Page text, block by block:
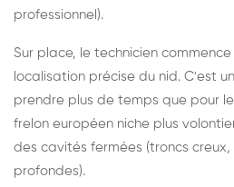
professionnel).
Sur place, le technicien
localisation précise du nid. C'est
prendre plus de temps que pour
frelon européen niche plus
des cavités fermées (troncs
profondes).